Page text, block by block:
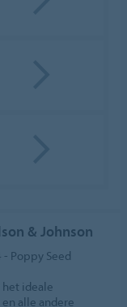
& Johnson
Poppy Seed
ideale
alle andere